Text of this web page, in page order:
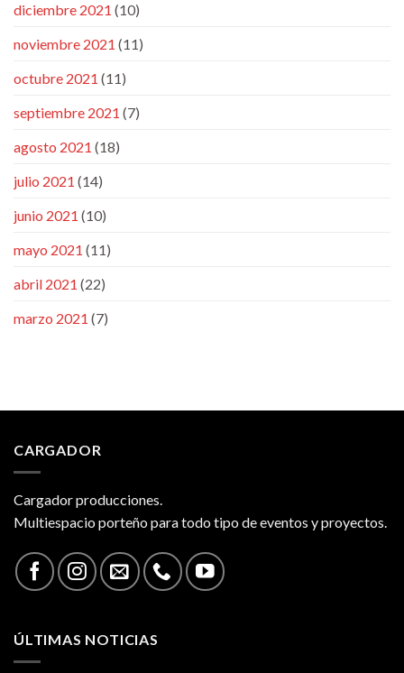
diciembre 2021 (10)
noviembre 2021 (11)
octubre 2021 (11)
septiembre 2021 (7)
agosto 2021 (18)
julio 2021 (14)
junio 2021 (10)
mayo 2021 (11)
abril 2021 (22)
marzo 2021 (7)
CARGADOR
Cargador producciones.
Multiespacio porteño para todo tipo de eventos y proyectos.
ÚLTIMAS NOTICIAS